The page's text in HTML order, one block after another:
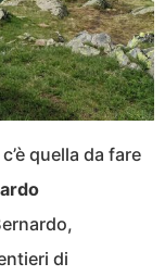
c’è quella da fare
di